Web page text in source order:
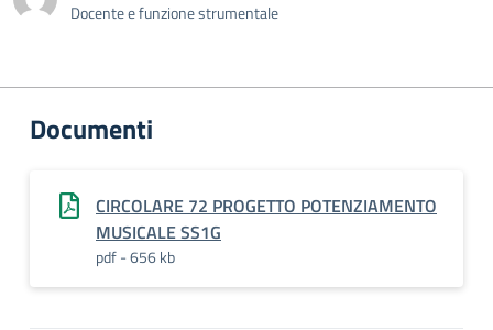
Docente e funzione strumentale
Documenti
CIRCOLARE 72 PROGETTO POTENZIAMENTO
MUSICALE SS1G
pdf - 656 kb